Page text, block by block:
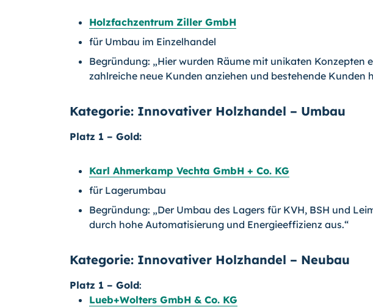
Holzfachzentrum Ziller GmbH
für Umbau im Einzelhandel
Begründung: „Hier wurden Räume mit unikaten Konzepten
zahlreiche neue Kunden anziehen und bestehende Kunden
Kategorie: Innovativer Holzhandel – Umbau
Platz 1 – Gold:
Karl Ahmerkamp Vechta GmbH + Co. KG
für Lagerumbau
Begründung: „Der Umbau des Lagers für KVH, BSH und
durch hohe Automatisierung und Energieeffizienz aus.“
Kategorie: Innovativer Holzhandel – Neubau
Platz 1 – Gold:
Lueb+Wolters GmbH & Co. KG